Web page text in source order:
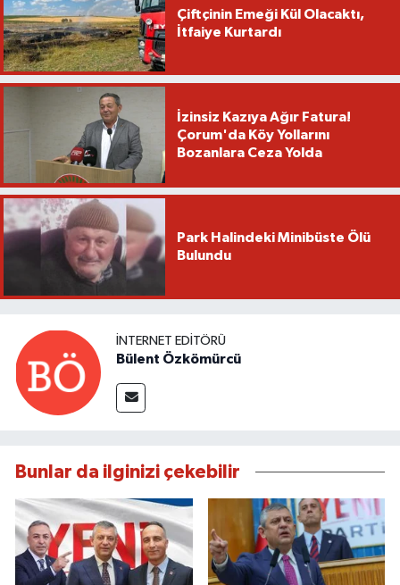
Çiftçinin Emeği Kül Olacaktı,
İtfaiye Kurtardı
İzinsiz Kazıya Ağır Fatura!
Çorum'da Köy Yollarını
Bozanlara Ceza Yolda
Park Halindeki Minibüste Ölü
Bulundu
İNTERNET EDITÖRÜ
Bülent Özkömürcü
Bunlar da ilginizi çekebilir